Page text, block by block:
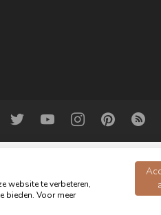
de Woonwinkel - Powered by
website te verbeteren,
bieden. Voor meer